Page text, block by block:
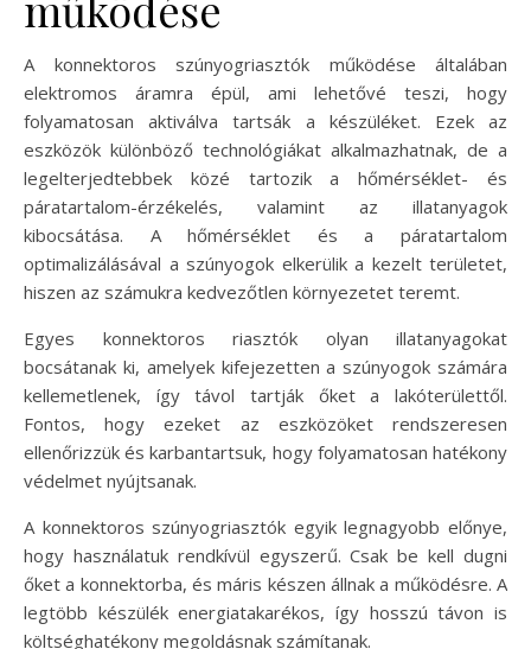
A konnektoros szúnyogriasztók működése általában
elektromos áramra épül, ami lehetővé teszi, hogy
folyamatosan aktiválva tartsák a készüléket. Ezek az
eszközök különböző technológiákat alkalmazhatnak, de a
legelterjedtebbek közé tartozik a hőmérséklet- és
páratartalom-érzékelés, valamint az illatanyagok
kibocsátása. A hőmérséklet és a páratartalom
optimalizálásával a szúnyogok elkerülik a kezelt területet,
hiszen az számukra kedvezőtlen környezetet teremt.
Egyes konnektoros riasztók olyan illatanyagokat
bocsátanak ki, amelyek kifejezetten a szúnyogok számára
kellemetlenek, így távol tartják őket a lakóterülettől.
Fontos, hogy ezeket az eszközöket rendszeresen
ellenőrizzük és karbantartsuk, hogy folyamatosan hatékony
védelmet nyújtsanak.
A konnektoros szúnyogriasztók egyik legnagyobb előnye,
hogy használatuk rendkívül egyszerű. Csak be kell dugni
őket a konnektorba, és máris készen állnak a működésre. A
legtöbb készülék energiatakarékos, így hosszú távon is
költséghatékony megoldásnak számítanak.